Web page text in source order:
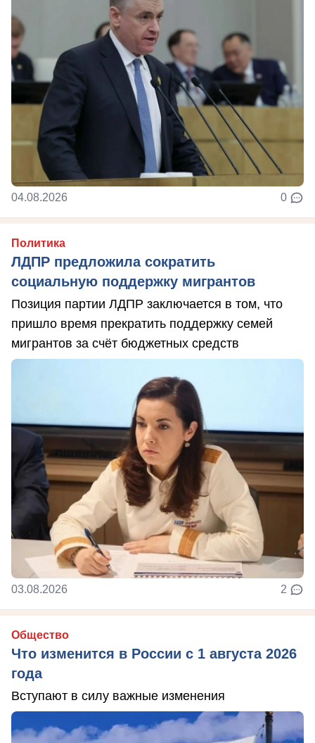
04.08.2026 0
Политика
ЛДПР предложила сократить
социальную поддержку мигрантов
Позиция партии ЛДПР заключается в том, что
пришло время прекратить поддержку семей
мигрантов за счёт бюджетных средств
03.08.2026 2
Общество
Что изменится в России с 1 августа 2026
года
Вступают в силу важные изменения